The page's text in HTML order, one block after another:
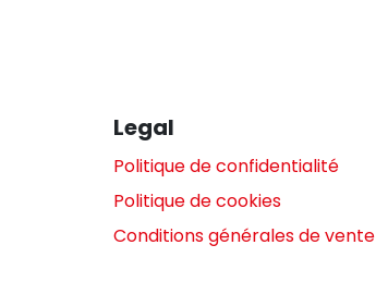
Legal
Politique de confidentialité
Politique de cookies
Conditions générales de vente